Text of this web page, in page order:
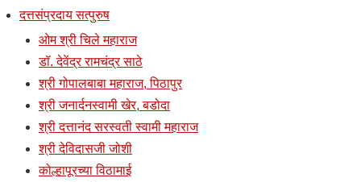
दत्तसंप्रदाय सत्पुरुष
ओम श्री चिले महाराज
डॉ. देवेंद्र रामचंद्र साठे
श्री गोपालबाबा महाराज, पिठापुर
श्री जनार्दनस्वामी खेर, बडोदा
श्री दत्तानंद सरस्वती स्वामी महाराज
श्री देविदासजी जोशी
कोल्हापूरच्या विठामाई